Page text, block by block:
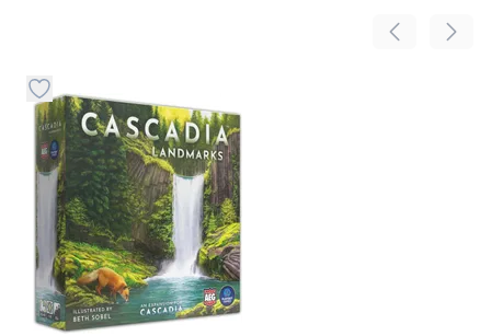
Pomeranje
Dugme za dodavanje stvari u kategoriju omiljeno